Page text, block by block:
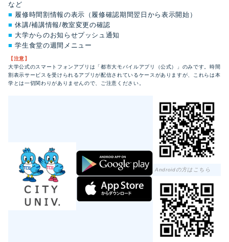
など
■ 履修時間割情報の表示（履修確認期間翌日から表示開始）
■ 休講/補講情報/教室変更の確認
■ 大学からのお知らせプッシュ通知
■ 学生食堂の週間メニュー
【注意】
大学公式のスマートフォンアプリは「都市大モバイルアプリ（公式）」のみです。時間
割表示サービスを受けられるアプリが配信されているケースがありますが、これらは本
学とは一切関わりがありませんので、ご注意ください。
Androidの方はこちら